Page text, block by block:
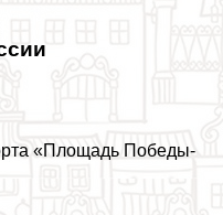
«Площадь Победы-